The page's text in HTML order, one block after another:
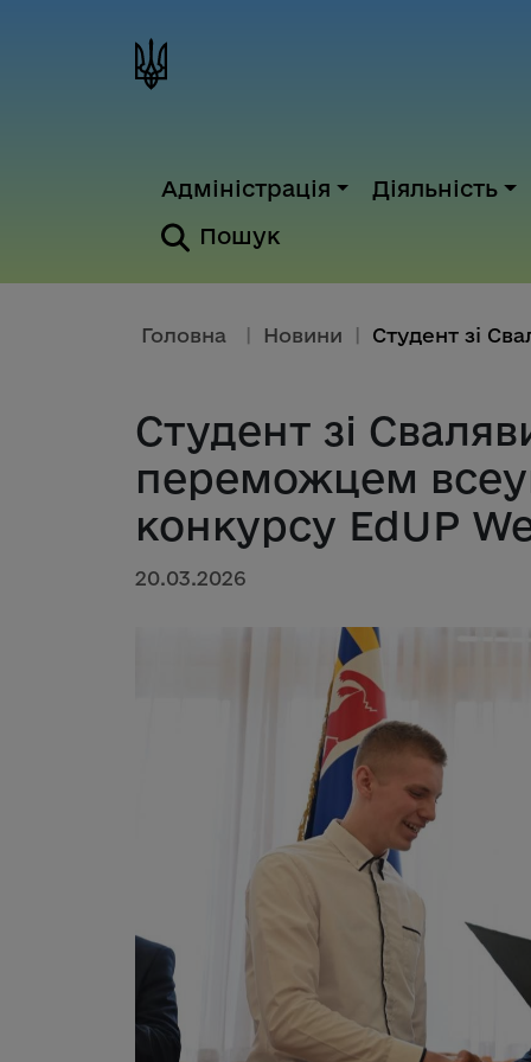
Адміністрація Діяльність
Пошук
Головна Новини
Студент зі
переможцем
конкурсу EdUP
20.03.2026